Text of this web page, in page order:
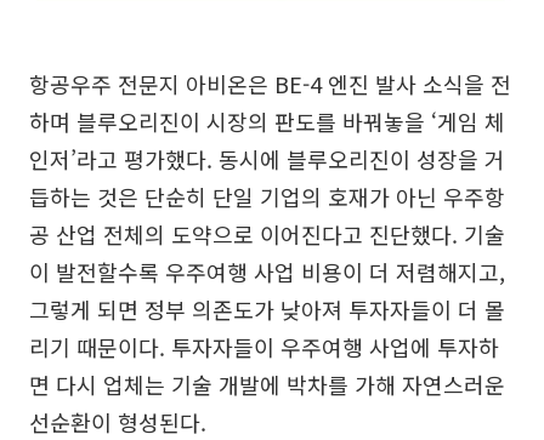
항공우주 전문지 아비온은 BE-4 엔진 발사 소식을 전
하며 블루오리진이 시장의 판도를 바꿔놓을 ‘게임 체
인저’라고 평가했다. 동시에 블루오리진이 성장을 거
듭하는 것은 단순히 단일 기업의 호재가 아닌 우주항
공 산업 전체의 도약으로 이어진다고 진단했다. 기술
이 발전할수록 우주여행 사업 비용이 더 저렴해지고,
그렇게 되면 정부 의존도가 낮아져 투자자들이 더 몰
리기 때문이다. 투자자들이 우주여행 사업에 투자하
면 다시 업체는 기술 개발에 박차를 가해 자연스러운
선순환이 형성된다.